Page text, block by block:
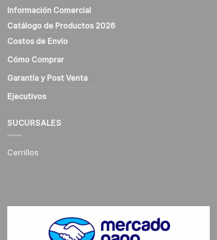
Información Comercial
Catálogo de Productos 2026
Costos de Envío
Cómo Comprar
Garantía y Post Venta
Ejecutivos
SUCURSALES
Cerrillos